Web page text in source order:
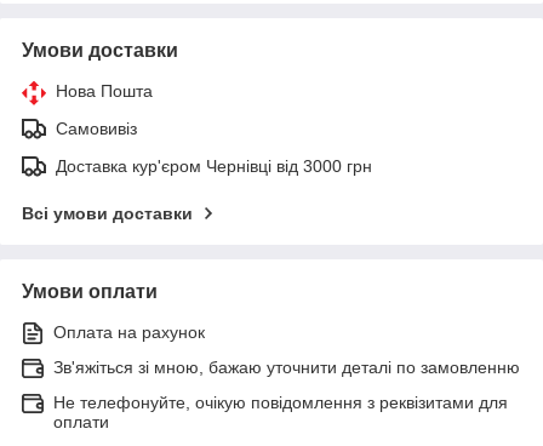
Умови доставки
Нова Пошта
Самовивіз
Доставка кур'єром Чернівці від 3000 грн
Всі умови доставки
Умови оплати
Оплата на рахунок
Зв'яжіться зі мною, бажаю уточнити деталі по замовленню
Не телефонуйте, очікую повідомлення з реквізитами для
оплати